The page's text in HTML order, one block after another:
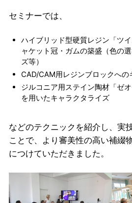
セミナーでは、
ハイブリッド型硬質レジン「ツ
ャケット冠・ガムの築盛（色の
ズ等）
CAD/CAM用レジンブロックへの
ジルコニア用ステイン陶材「ゼ
を用いたキャラクタライズ
などのテクニックを紹介し、実
ことで、より審美性の高い補綴
につけていただきました。